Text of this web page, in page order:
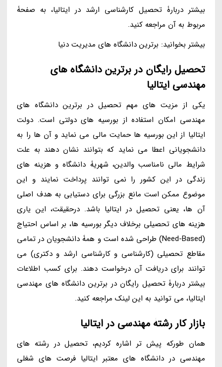
بیشتر دربارۀ تحصیل کارشناسی ارشد در ایتالیا، به صفحۀ
مربوط به آن مراجعه کنید.
بیشتر بخوانید: برترین دانشگاه های مدیریت دنیا
تحصیل رایگان در برترین دانشگاه های
مهندسی ایتالیا
یکی از مزیت های مهم تحصیل در برترین دانشگاه های
مهندسی امکان استفاده از بورسیه های دولتی است. دولت
ایتالیا از این بورسیه ها حمایت مالی می نماید و آن ها را به
دانشجویانی اعطا می نماید که بتوانند نشان دهند به علت
شرایط مالی نامناسب والدین، شهریۀ دانشگاه و هزینه های
زندگی در این کشور را نمی توانند پرداخت نمایند و این
موضوع ممکن است مانع بزرگی برای دستیابی به هدف اصلی
آن ها، یعنی تحصیل در ایتالیا باشد. درحقیقت، این یاری
هزینه های تحصیلی برخلاف دیگر بورسیه ها، بر اساس احتیاج
(Need-Based) طراحی شده است و همۀ دانشجویان در تمامی
مقاطع تحصیلی (کارشناسی و کارشناسی ارشد و دکتری) می
توانند برای دریافت آن درخواست دهند. برای کسب اطلاعات
بیشتر دربارۀ تحصیل رایگان در برترین دانشگاه های مهندسی
ایتالیا، می توانید به این لینک مراجعه کنید.
بازار کار رشتۀ مهندسی در ایتالیا
همان طورکه پیش تر اشاره کردیم، تحصیل در رشته های
مهندسی در دانشگاه های معتبر ایتالیا فرصت های شغلی